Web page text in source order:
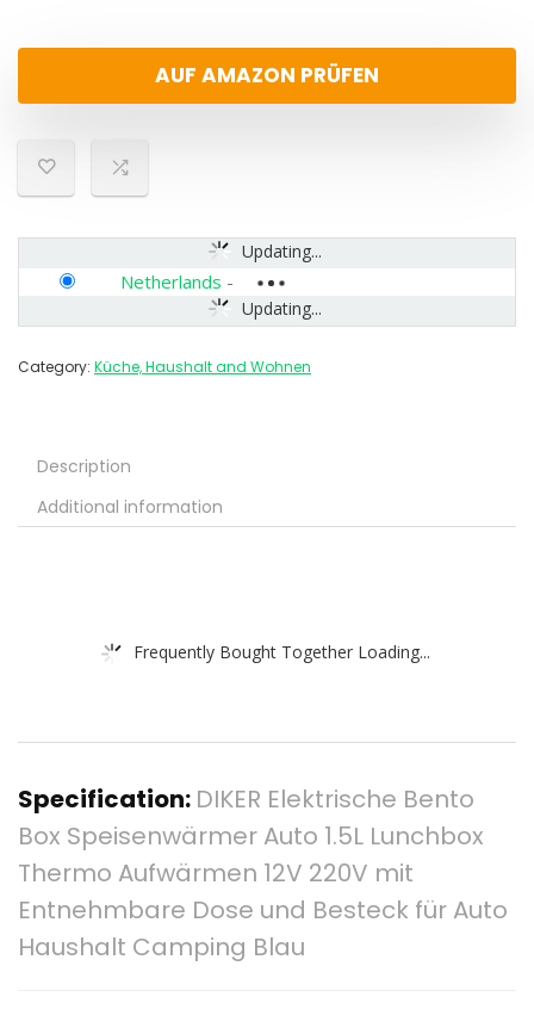
AUF AMAZON PRÜFEN
Updating...
Updating...
Netherlands -
Category: Küche, Haushalt and Wohnen
Description
Additional information
Frequently Bought Together Loading...
Specification: DIKER Elektrische Bento
Box Speisenwärmer Auto 1.5L Lunchbox
Thermo Aufwärmen 12V 220V mit
Entnehmbare Dose und Besteck für Auto
Haushalt Camping Blau